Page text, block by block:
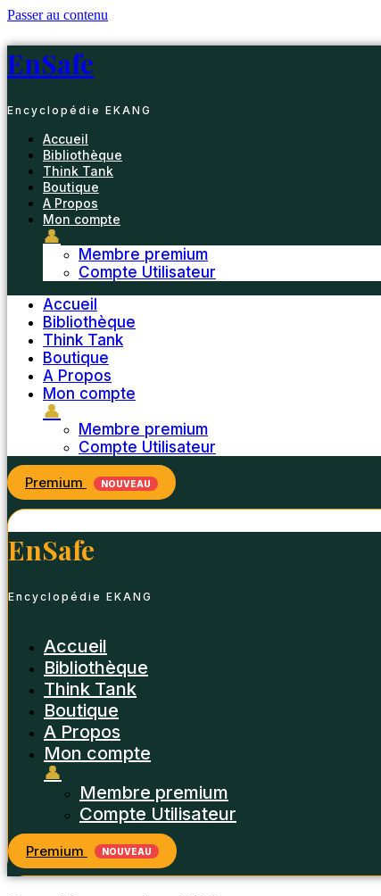
Passer au contenu
EnSafe
Encyclopédie EKANG
Accueil
Bibliothèque
Think Tank
Boutique
A Propos
Mon compte
👤
Membre premium
Compte Utilisateur
Accueil
Bibliothèque
Think Tank
Boutique
A Propos
Mon compte
👤
Membre premium
Compte Utilisateur
Premium NOUVEAU
EnSafe
Encyclopédie EKANG
Accueil
Bibliothèque
Think Tank
Boutique
A Propos
Mon compte
👤
Membre premium
Compte Utilisateur
Premium NOUVEAU